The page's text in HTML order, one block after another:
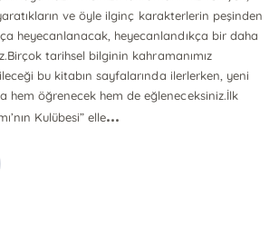
ve öyle ilginç karakterlerin peşinden
heyecanlanacak, heyecanlandıkça bir daha
tarihsel bilginin kahramanımız
bu kitabın sayfalarında ilerlerken, yeni
hem öğrenecek hem de eğleneceksiniz.İlk
Kulübesi” elle...